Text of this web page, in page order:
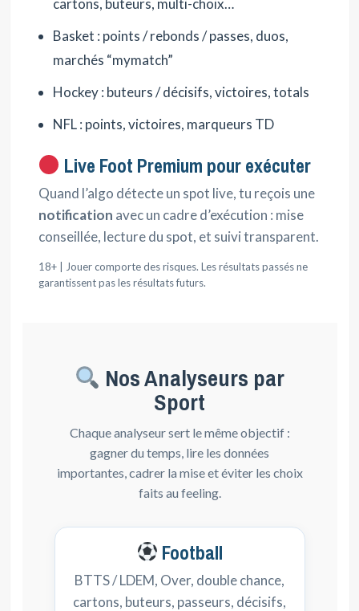
Basket : points / rebonds / passes, duos,
marchés “mymatch”
Hockey : buteurs / décisifs, victoires, totals
NFL : points, victoires, marqueurs TD
Live Foot Premium pour exécuter
Quand l’algo détecte un spot live, tu reçois une
notification avec un cadre d’exécution : mise
conseillée, lecture du spot, et suivi transparent.
18+ | Jouer comporte des risques. Les résultats passés ne
garantissent pas les résultats futurs.
Nos Analyseurs par
Sport
Chaque analyseur sert le même objectif :
gagner du temps, lire les données
importantes, cadrer la mise et éviter les choix
faits au feeling.
Football
BTTS / LDEM, Over, double chance,
cartons, buteurs, passeurs, décisifs,